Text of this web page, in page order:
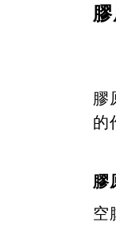
膠
的
膠
空